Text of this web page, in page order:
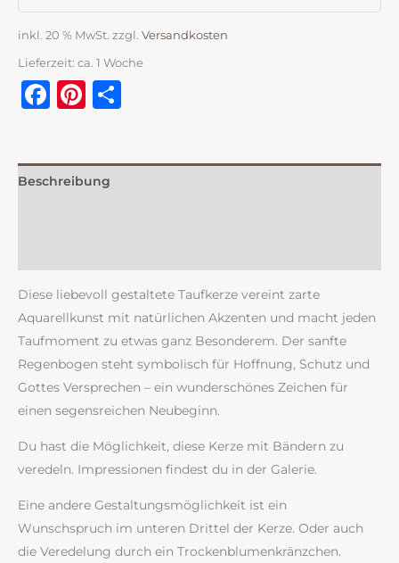
inkl. 20 % MwSt. zzgl. Versandkosten
Lieferzeit: ca. 1 Woche
Facebook
Pinterest
Beschreibung
Diese liebevoll gestaltete Taufkerze vereint zarte
Aquarellkunst mit natürlichen Akzenten und macht jeden
Taufmoment zu etwas ganz Besonderem. Der sanfte
Regenbogen steht symbolisch für Hoffnung, Schutz und
Gottes Versprechen – ein wunderschönes Zeichen für
einen segensreichen Neubeginn.
Du hast die Möglichkeit, diese Kerze mit Bändern zu
veredeln. Impressionen findest du in der Galerie.
Eine andere Gestaltungsmöglichkeit ist ein
Wunschspruch im unteren Drittel der Kerze. Oder auch
die Veredelung durch ein Trockenblumenkränzchen.